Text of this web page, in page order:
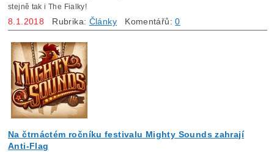
stejně tak i The Fialky!
8.1.2018 Rubrika: Články Komentářů:0
Na čtrnáctém ročníku festivalu Mighty Sounds zahrají
Anti-Flag